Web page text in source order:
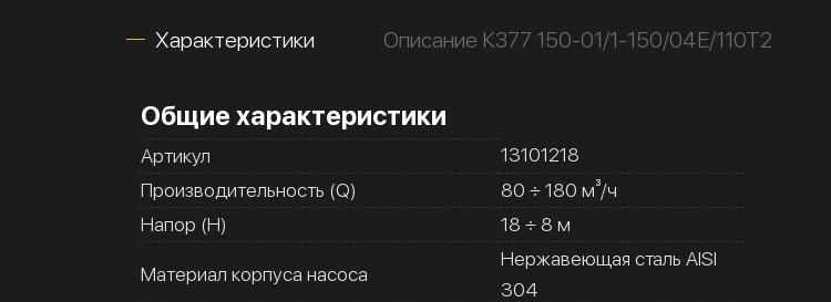
Характеристики Описание К377 150-01/1-150/04Е/110Т2
Общие характеристики
Артикул
13101218
Производительность (Q)
80 ÷ 180 м³/ч
Напор (H)
18 ÷ 8 м
Материал корпуса насоса
Нержавеющая сталь AISI
304